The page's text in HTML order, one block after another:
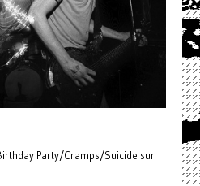
Party/Cramps/Suicide sur